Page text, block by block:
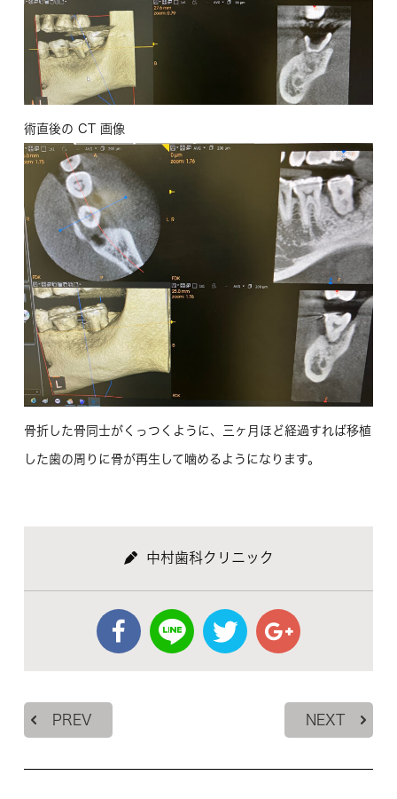
術直後の CT 画像
骨折した骨同士がくっつくように、三ヶ月ほど経過すれば移植
した歯の周りに骨が再生して噛めるようになります。
中村歯科クリニック
PREV NEXT